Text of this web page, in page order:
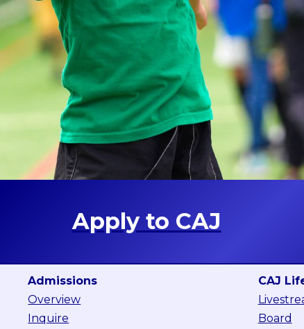
Apply to CAJ
Admissions
Overview
Inquire
CAJ
Board